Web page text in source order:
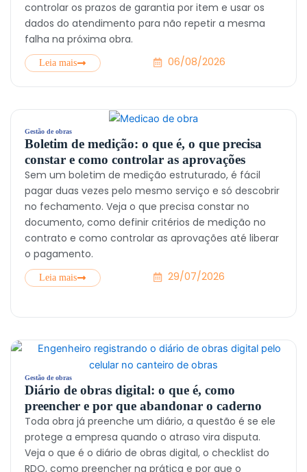
controlar os prazos de garantia por item e usar os
dados do atendimento para não repetir a mesma
falha na próxima obra.
Leia mais 06/08/2026
Gestão de obras
Boletim de medição: o que é, o que precisa
constar e como controlar as aprovações
Sem um boletim de medição estruturado, é fácil
pagar duas vezes pelo mesmo serviço e só descobrir
no fechamento. Veja o que precisa constar no
documento, como definir critérios de medição no
contrato e como controlar as aprovações até liberar
o pagamento.
Leia mais 29/07/2026
Gestão de obras
Diário de obras digital: o que é, como
preencher e por que abandonar o caderno
Toda obra já preenche um diário, a questão é se ele
protege a empresa quando o atraso vira disputa.
Veja o que é o diário de obras digital, o checklist do
RDO, como preencher na prática e por que o